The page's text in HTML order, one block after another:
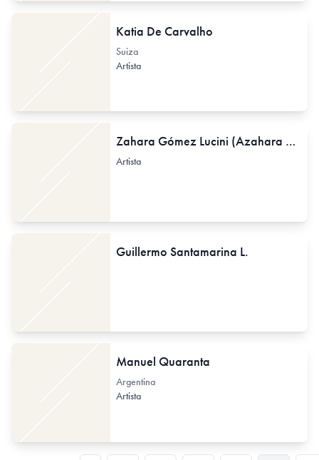
Katia De Carvalho
Suiza
Artista
Zahara Gómez Lucini (Azahara Gómez)
Artista
Guillermo Santamarina L.
Manuel Quaranta
Argentina
Artista